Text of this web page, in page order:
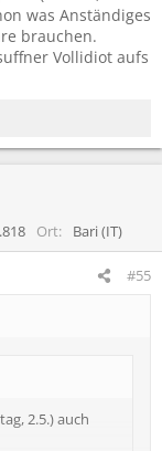
was Anständiges
brauchen.
Vollidiot aufs
Ort Bari (IT)
#55
2.5.) auch